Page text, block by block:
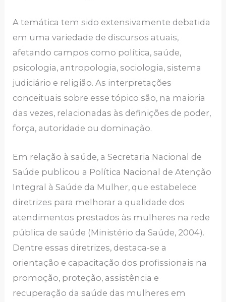
A temática tem sido extensivamente debatida
em uma variedade de discursos atuais,
afetando campos como política, saúde,
psicologia, antropologia, sociologia, sistema
judiciário e religião. As interpretações
conceituais sobre esse tópico são, na maioria
das vezes, relacionadas às definições de poder,
força, autoridade ou dominação.
Em relação à saúde, a Secretaria Nacional de
Saúde publicou a Política Nacional de Atenção
Integral à Saúde da Mulher, que estabelece
diretrizes para melhorar a qualidade dos
atendimentos prestados às mulheres na rede
pública de saúde (Ministério da Saúde, 2004).
Dentre essas diretrizes, destaca-se a
orientação e capacitação dos profissionais na
promoção, proteção, assistência e
recuperação da saúde das mulheres em